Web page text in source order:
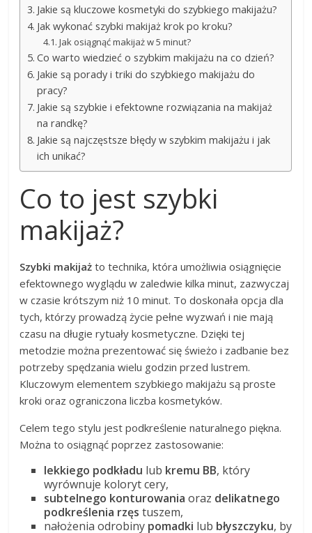
Jakie są kluczowe kosmetyki do szybkiego makijażu?
Jak wykonać szybki makijaż krok po kroku?
Jak osiągnąć makijaż w 5 minut?
Co warto wiedzieć o szybkim makijażu na co dzień?
Jakie są porady i triki do szybkiego makijażu do
pracy?
Jakie są szybkie i efektowne rozwiązania na makijaż
na randkę?
Jakie są najczęstsze błędy w szybkim makijażu i jak
ich unikać?
Co to jest szybki
makijaż?
Szybki makijaż to technika, która umożliwia osiągnięcie
efektownego wyglądu w zaledwie kilka minut, zazwyczaj
w czasie krótszym niż 10 minut. To doskonała opcja dla
tych, którzy prowadzą życie pełne wyzwań i nie mają
czasu na długie rytuały kosmetyczne. Dzięki tej
metodzie można prezentować się świeżo i zadbanie bez
potrzeby spędzania wielu godzin przed lustrem.
Kluczowym elementem szybkiego makijażu są proste
kroki oraz ograniczona liczba kosmetyków.
Celem tego stylu jest podkreślenie naturalnego piękna.
Można to osiągnąć poprzez zastosowanie:
lekkiego podkładu lub kremu BB, który
wyrównuje koloryt cery,
subtelnego konturowania oraz delikatnego
podkreślenia rzęs tuszem,
nałożenia odrobiny pomadki lub błyszczyku, by